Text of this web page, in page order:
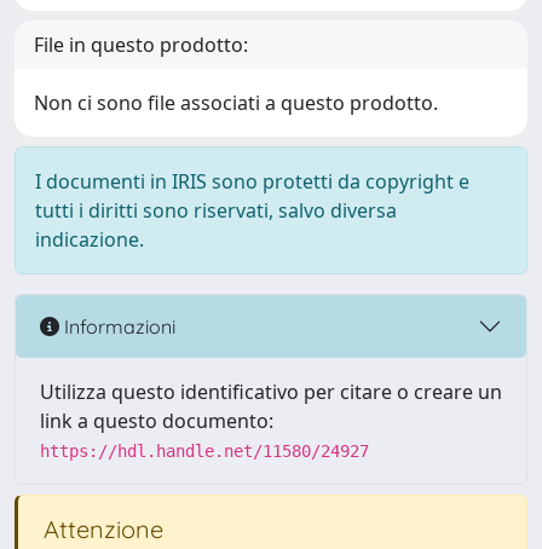
File in questo prodotto:
Non ci sono file associati a questo prodotto.
I documenti in IRIS sono protetti da copyright e
tutti i diritti sono riservati, salvo diversa
indicazione.
Informazioni
Utilizza questo identificativo per citare o creare un
link a questo documento:
https://hdl.handle.net/11580/24927
Attenzione